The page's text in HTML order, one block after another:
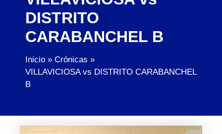
DISTRITO
CARABANCHEL B
Inicio
Crónicas
VILLAVICIOSA vs DISTRITO CARABANCHEL
B